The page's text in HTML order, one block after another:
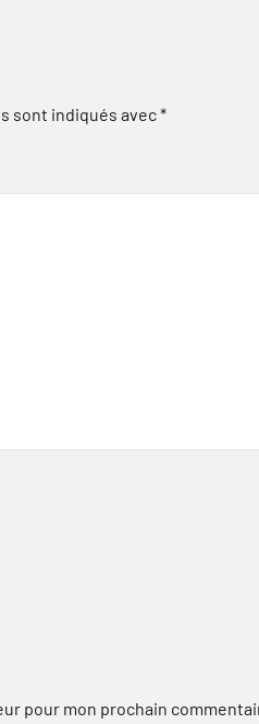
sont indiqués avec*
pour mon prochain